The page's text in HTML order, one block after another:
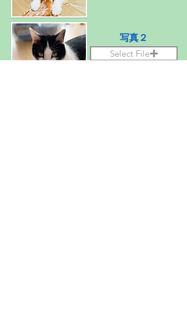
写真２
Select File